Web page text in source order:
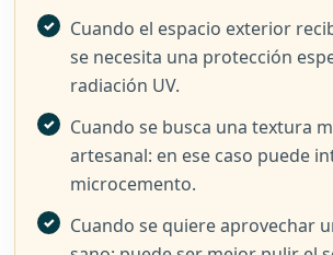
Cuando el espacio exterior
se necesita una protección
radiación UV.
Cuando se busca una textura
artesanal: en ese caso puede
microcemento.
Cuando se quiere aprovechar